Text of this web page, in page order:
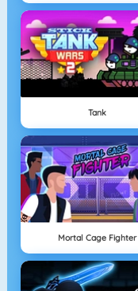
Tank
Mortal Cage Fighter